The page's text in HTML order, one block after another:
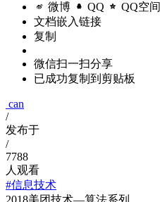
微博 QQ QQ空间
文档嵌入链接
复制
微信扫一扫分享
已成功复制到剪贴板
can
/
发布于
/
7788
人观看
#信息技术